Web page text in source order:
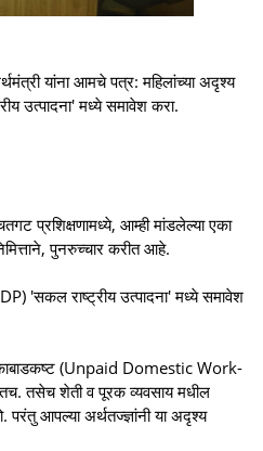
यांना आमचे पत्र: महिलांच्या अदृश्य
उत्पादना' मध्ये समावेश करा.
प्रशिक्षणामध्ये, आम्ही मांडलेल्या एका
पुनरुच्चार करीत आहे.
'सकल राष्ट्रीय उत्पादना' मध्ये समावेश
काबाडकष्ट (Unpaid Domestic Work-
तसेच शेती व पूरक व्यवसाय मधील
आपल्या अर्थतज्ज्ञांनी या अदृश्य